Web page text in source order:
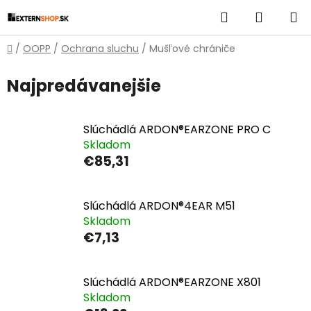
na
obsah
Hľadať
KOŠÍK
Domov
/ OOPP / Ochrana sluchu / Mušľové chrániče
Najpredávanejšie
Slúchádlá ARDON®EARZONE PRO C
Skladom
€85,31
Slúchádlá ARDON®4EAR M51
Skladom
€7,13
Slúchádlá ARDON®EARZONE X801
Skladom